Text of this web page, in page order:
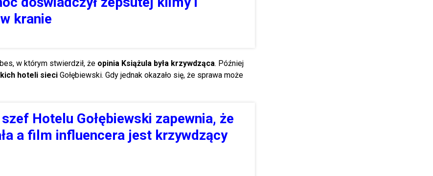
kranie
w którym stwierdził, że opinia Książula była krzywdząca. Później
hoteli sieci Gołębiewski. Gdy jednak okazało się, że sprawa może
Hotelu Gołębiewski zapewnia, że
a film influencera jest krzywdzący